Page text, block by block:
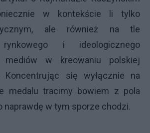
w kontekście li tylko
ale również na tle
rynkowego i ideologicznego
mediów w kreowaniu polskiej
Koncentrując się wyłącznie na
medalu tracimy bowiem z pola
naprawdę w tym sporze chodzi.